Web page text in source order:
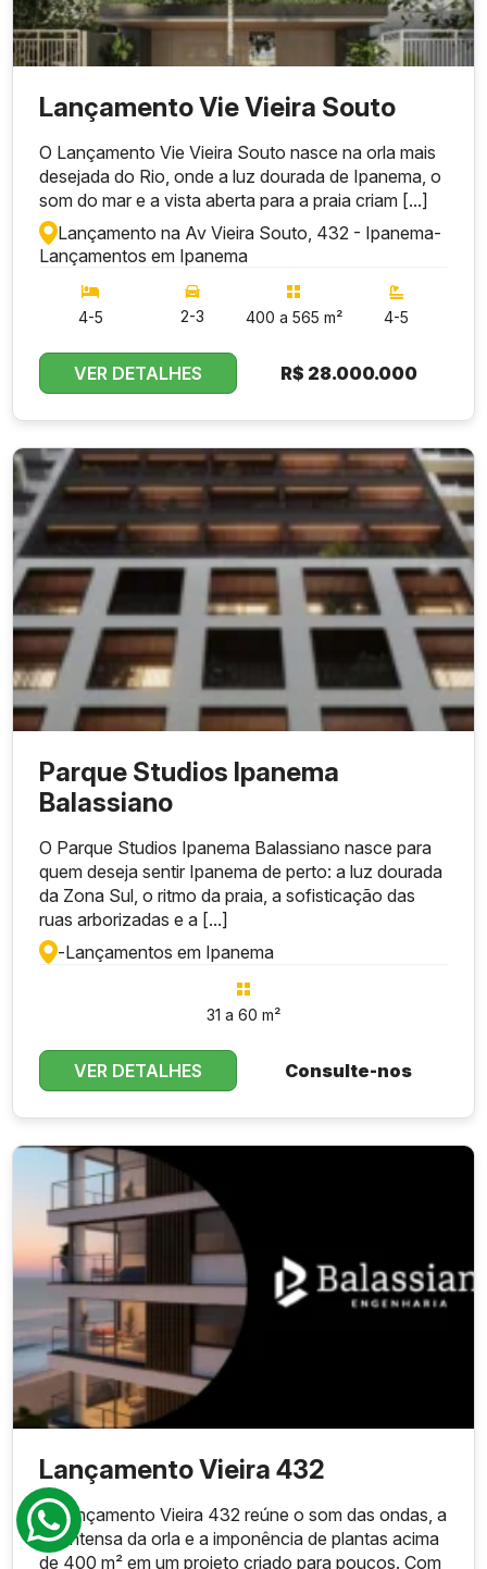
Lançamento Vie Vieira Souto
O Lançamento Vie Vieira Souto nasce na orla mais
desejada do Rio, onde a luz dourada de Ipanema, o
som do mar e a vista aberta para a praia criam [...]
Lançamento na Av Vieira Souto, 432 - Ipanema-
Lançamentos em Ipanema
4-5 2-3 400 a 565 m² 4-5
VER DETALHES R$ 28.000.000
Parque Studios Ipanema
Balassiano
O Parque Studios Ipanema Balassiano nasce para
quem deseja sentir Ipanema de perto: a luz dourada
da Zona Sul, o ritmo da praia, a sofisticação das
ruas arborizadas e a [...]
-Lançamentos em Ipanema
31 a 60 m²
VER DETALHES Consulte-nos
Lançamento Vieira 432
O Lançamento Vieira 432 reúne o som das ondas, a
luz intensa da orla e a imponência de plantas acima
de 400 m² em um projeto criado para poucos. Com